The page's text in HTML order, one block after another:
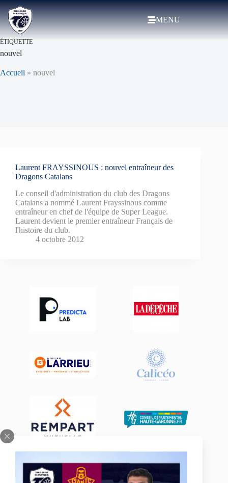
MENU
ÉTIQUETTE
nouvel
Accueil » nouvel
Laurent FRAYSSINOUS : nouvel entraîneur des
Dragons Catalans
Le conseil d'administration du club des Dragons
Catalans a nommé Laurent Frayssinous comme
entraîneur en chef de l'équipe de Super League.
Laurent devient le premier entraîneur Français de
l'histoire du club.
4 octobre 2012